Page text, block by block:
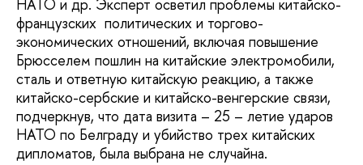
НАТО и др. Эксперт осветил проблемы китайско-
французских политических и торгово-
экономических отношений, включая повышение
Брюсселем пошлин на китайские электромобили,
сталь и ответную китайскую реакцию, а также
китайско-сербские и китайско-венгерские связи,
подчеркнув, что дата визита – 25 – летие ударов
НАТО по Белграду и убийство трех китайских
дипломатов, была выбрана не случайна.